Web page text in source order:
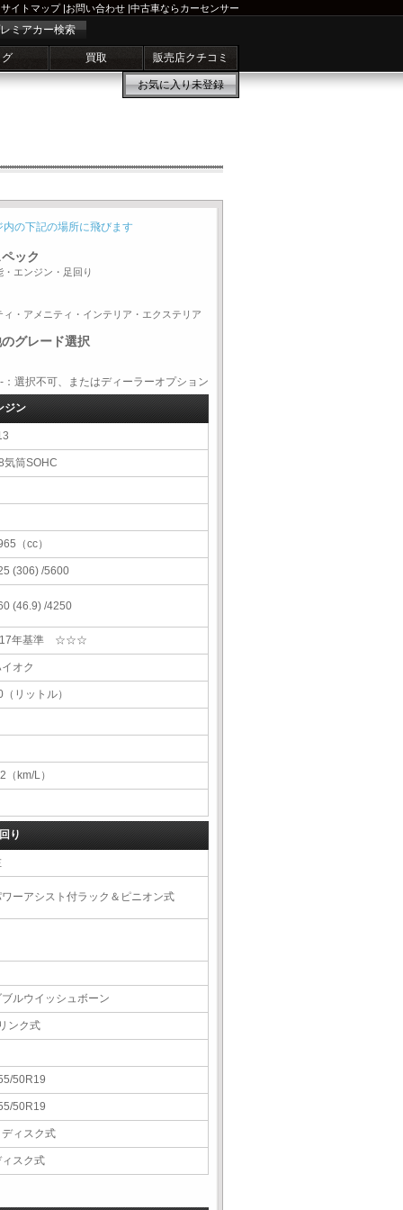
サイトマップ|お問い合わせ |中古車ならカーセンサー
ミアカー検索
買取 販売店クチコミ
お気に入り未登録
内の下記の場所に飛びます
ック
・エンジン・足回り
ィ・アメニティ・インテリア・エクステリア
グレード選択
択不可、またはディーラーオプション
ジン
気筒SOHC
（cc）
(306) /5600
(46.9) /4250
年基準 ☆☆☆
オク
（リットル）
（km/L）
り
ーアシスト付ラック＆ピニオン式
ブルウイッシュボーン
ンク式
50R19
50R19
ディスク式
スク式